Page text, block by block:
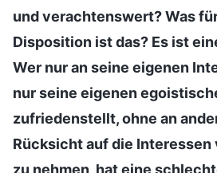
und verachtenswert? Was
Disposition ist das? Es ist
Wer nur an seine eigenen
nur seine eigenen
zufriedenstellt, ohne an
Rücksicht auf die Interessen
zu nehmen, hat eine